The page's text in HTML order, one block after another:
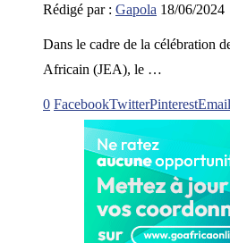
Rédigé par : Gapola 18/06/2024
Dans le cadre de la célébration
Africain (JEA), le …
0 FacebookTwitterPinterestEmail